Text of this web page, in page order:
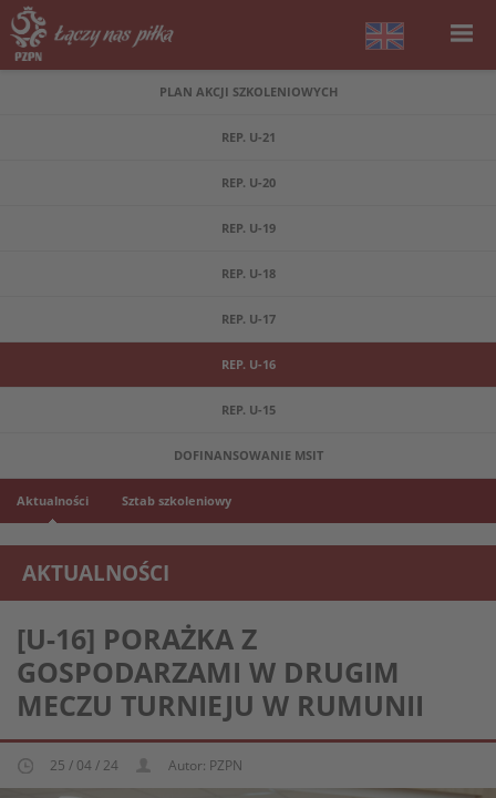
PLAN AKCJI SZKOLENIOWYCH
REP. U-21
REP. U-20
REP. U-19
REP. U-18
REP. U-17
REP. U-16
REP. U-15
DOFINANSOWANIE MSIT
Aktualności Sztab szkoleniowy
AKTUALNOŚCI
REPREZENTACJA MŁODZIEŻOWA U-16
[U-16] PORAŻKA Z
GOSPODARZAMI W DRUGIM
MECZU TURNIEJU W RUMUNII
25 / 04 / 24 Autor: PZPN